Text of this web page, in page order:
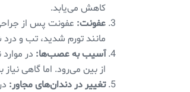
کاهش می‌یابد.
عفونت: عفونت پس از
مانند تورم شدید، تب و
آسیب به عصب‌ها: در
از بین می‌رود. اما گاهی
تغییر در دندان‌های مجاور: